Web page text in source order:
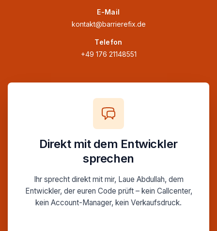
E-Mail
kontakt@barrierefix.de
Telefon
+49 176 21148551
Direkt mit dem Entwickler
sprechen
Ihr sprecht direkt mit mir, Laue Abdullah, dem
Entwickler, der euren Code prüft – kein Callcenter,
kein Account-Manager, kein Verkaufsdruck.